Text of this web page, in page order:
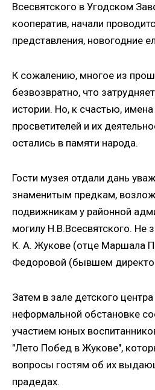
Всесвятского в Угодском
кооператив, начали
представления, новогодние
К сожалению, многое из
безвозвратно, что
истории. Но, к счастью,
просветителей и их
остались в памяти народа.
Гости музея отдали дань
знаменитым предкам,
подвижникам у районной
могилу Н.В.Всесвятского. Не
К. А. Жукове (отце Маршала
Федоровой (бывшем
Затем в зале детского
неформальной обстановке
участием юных
"Лето Побед в Жукове",
вопросы гостям об их
прадедах.
Нажимая кнопку, я даю
персональных данных.